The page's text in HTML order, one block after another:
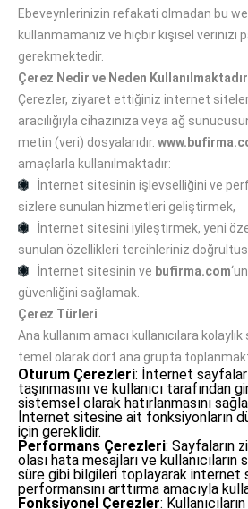
Ebeveynlerinizin refakati olmadan bu
kullanmamanız ve hiçbir kişisel verinizi
gerekmektedir.
Çerez Nedir ve Neden
Çerezler, ziyaret ettiğiniz internet
aracılığıyla cihazınıza veya ağ
metin (veri) dosyalarıdır.
amaçlarla kullanılmaktadır:
İnternet sitesinin işlevselliğini ve
sizlere sunulan hizmetleri geliştirmek,
İnternet sitesini iyileştirmek, yeni
sunulan özellikleri tercihleriniz
İnternet sitesinin ve bufirma.com
güvenliğini sağlamak.
Çerez Türleri
Ana kullanım amacı kullanıcılara
temel olarak dört ana grupta
Oturum Çerezleri: İnternet
taşınmasını ve kullanıcı tarafından
sistemsel olarak hatırlanmasını
İnternet sitesine ait fonksiyonların
için gereklidir.
Performans Çerezleri: Sayfaların
olası hata mesajları ve kullanıcıların
süre gibi bilgileri toplayarak internet
performansını arttırma amacıyla
Fonksiyonel Çerezler: